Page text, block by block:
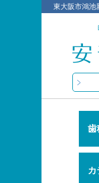
東大阪市鴻池
歯